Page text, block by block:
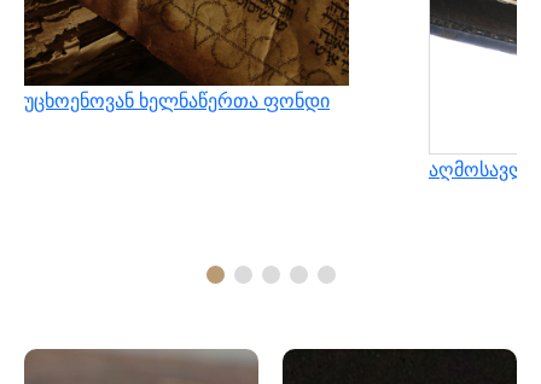
უცხოენოვან ხელნაწერთა ფონდი